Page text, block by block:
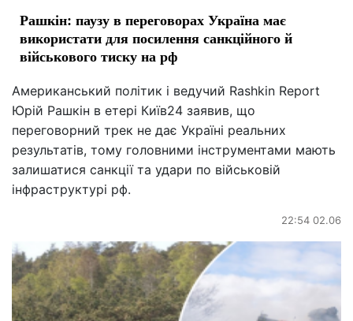
Рашкін: паузу в переговорах Україна має
використати для посилення санкційного й
військового тиску на рф
Американський політик і ведучий Rashkin Report
Юрій Рашкін в етері Київ24 заявив, що
переговорний трек не дає Україні реальних
результатів, тому головними інструментами мають
залишатися санкції та удари по військовій
інфраструктурі рф.
22:54 02.06